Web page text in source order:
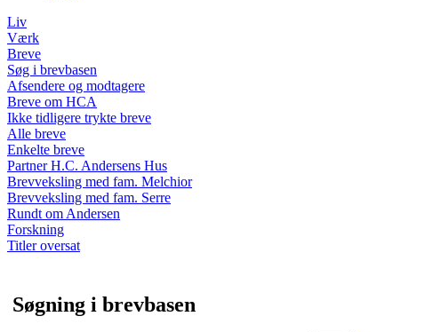
Liv
Værk
Breve
Søg i brevbasen
Afsendere og modtagere
Breve om HCA
Ikke tidligere trykte breve
Alle breve
Enkelte breve
Partner H.C. Andersens Hus
Brevveksling med fam. Melchior
Brevveksling med fam. Serre
Rundt om Andersen
Forskning
Titler oversat
Søgning i brevbasen